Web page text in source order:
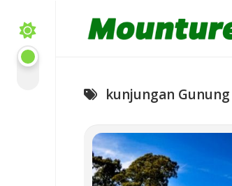
content
kunjungan